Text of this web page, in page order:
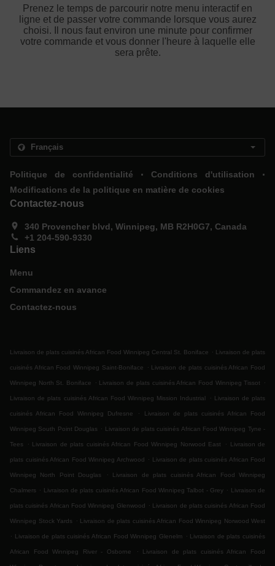
Prenez le temps de parcourir notre menu interactif en
ligne et de passer votre commande lorsque vous aurez
choisi. Il nous faut environ une minute pour confirmer
votre commande et vous donner l'heure à laquelle elle
sera prête.
Politique de confidentialité . Conditions d'utilisation .
Modifications de la politique en matière de cookies
Contactez-nous
340 Provencher blvd, Winnipeg, MB R2H0G7, Canada
+1 204-590-9330
Liens
Menu
Commandez en avance
Contactez-nous
Livraison de plats cuisinés African Food Winnipeg Central St. Boniface . Livraison de plats
cuisinés African Food Winnipeg Saint-Boniface . Livraison de plats cuisinés African Food
Winnipeg North St. Boniface . Livraison de plats cuisinés African Food Winnipeg Tissot .
Livraison de plats cuisinés African Food Winnipeg Mission Industrial . Livraison de plats
cuisinés African Food Winnipeg Dufresne . Livraison de plats cuisinés African Food
Winnipeg South Point Douglas . Livraison de plats cuisinés African Food Winnipeg Tyne -
Tees . Livraison de plats cuisinés African Food Winnipeg Norwood East . Livraison de
plats cuisinés African Food Winnipeg Archwood . Livraison de plats cuisinés African Food
Winnipeg North Point Douglas . Livraison de plats cuisinés African Food Winnipeg
Chalmers . Livraison de plats cuisinés African Food Winnipeg Talbot - Grey . Livraison de
plats cuisinés African Food Winnipeg Glenwood . Livraison de plats cuisinés African Food
Winnipeg Stock Yards . Livraison de plats cuisinés African Food Winnipeg Norwood West
. Livraison de plats cuisinés African Food Winnipeg Glenelm . Livraison de plats cuisinés
African Food Winnipeg River - Osborne . Livraison de plats cuisinés African Food